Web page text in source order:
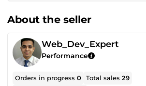
About the seller
Web_Dev_Expert
Performance
Orders in progress0 Total sales29